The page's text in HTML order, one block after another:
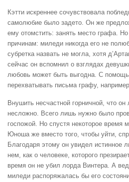
Кэтти искреннее сочувствовала
самолюбие было задето. Он же
ему отомстить: занять место графа.
причинам: миледи никогда его не
субретка назвать не могла, хотя
сейчас он вспомнил о взглядах
любовь может быть выгодна. С
перехватывать письма графу, например.
Внушить несчастной горничной, что
несложно. Всего лишь нужно было
госпожой. Но спустя некоторое время
Юноша же вместо того, чтобы уйти,
Благодаря этому он увидел истинное
нем, как о человеке, которого
время он не убил лорда Винтера. А
миледи распоряжалась бы его